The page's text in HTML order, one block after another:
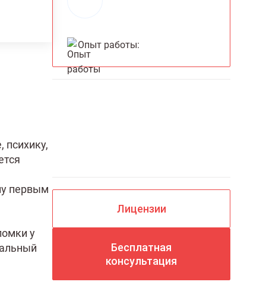
психику,
первым
у
Опыт работы:
Лицензии
Бесплатная
консультация